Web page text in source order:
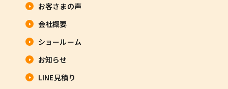
お客さまの声
会社概要
ショールーム
お知らせ
LINE見積り